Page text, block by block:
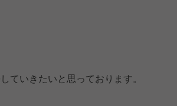
ていきたいと思っております。